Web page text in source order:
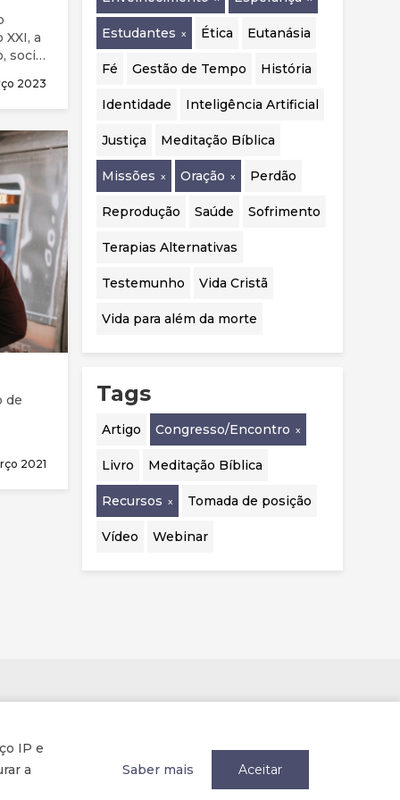
IP e
a
Saber mais Aceitar
a
social
nível
2023
de
de
de
2021
Estudantes Ética Eutanásia
Fé Gestão de Tempo História
Identidade Inteligência Artificial
Justiça Meditação Bíblica
Missões Oração Perdão
Reprodução Saúde Sofrimento
Terapias Alternativas
Testemunho Vida Cristã
Vida para além da morte
Tags
Artigo Congresso/Encontro
Livro Meditação Bíblica
Recursos Tomada de posição
Vídeo Webinar